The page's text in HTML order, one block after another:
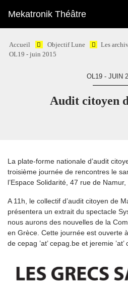
Mekatronik Théâtre
Accueil Objectif Lune
Les
OL19 - juin 2015
OL19 - JUIN
Audit citoyen
La plate-forme nationale d’audit
troisième journée de rencontres le
l’Espace Solidarité, 47 rue de Namur,
A 11h, le collectif d’audit citoyen de
présentera un extrait du spectacle
nous aurons des nouvelles de la
en Grèce. Cette journée est ouverte
de cepag ’at’ cepag.be et jeremie ’at’